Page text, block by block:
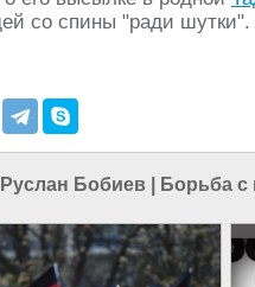
со спины "ради шутки".
Руслан Бобиев Борьба с